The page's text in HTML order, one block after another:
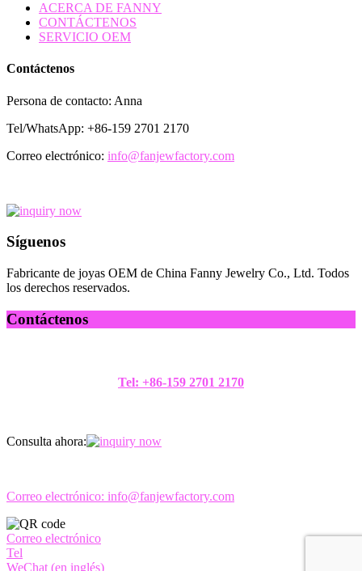
ACERCA DE FANNY
CONTÁCTENOS
SERVICIO OEM
Contáctenos
Persona de contacto: Anna
Tel/WhatsApp: +86-159 2701 2170
Correo electrónico: info@fanjewfactory.com
Síguenos
Fabricante de joyas OEM de China Fanny Jewelry Co., Ltd. Todos
los derechos reservados.
Contáctenos
Tel: +86-159 2701 2170
Consulta ahora:
Correo electrónico: info@fanjewfactory.com
Correo electrónico
Tel
WeChat (en inglés)